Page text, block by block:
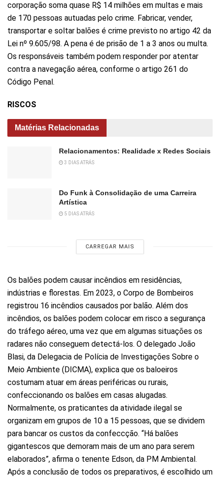
corporação soma quase R$ 14 milhões em multas e mais
de 170 pessoas autuadas pelo crime. Fabricar, vender,
transportar e soltar balões é crime previsto no artigo 42 da
Lei nº 9.605/98. A pena é de prisão de 1 a 3 anos ou multa.
Os responsáveis também podem responder por atentar
contra a navegação aérea, conforme o artigo 261 do
Código Penal.
RISCOS
Matérias Relacionadas
Relacionamentos: Realidade x Redes Sociais
3 DIAS ATRÁS
Do Funk à Consolidação de uma Carreira
Artística
5 DIAS ATRÁS
CARREGAR MAIS
Os balões podem causar incêndios em residências,
indústrias e florestas. Em 2023, o Corpo de Bombeiros
registrou 16 incêndios causados por balão. Além dos
incêndios, os balões podem colocar em risco a segurança
do tráfego aéreo, uma vez que em algumas situações os
radares não conseguem detectá-los. O delegado João
Blasi, da Delegacia de Polícia de Investigações Sobre o
Meio Ambiente (DICMA), explica que os baloeiros
costumam atuar em áreas periféricas ou rurais,
confeccionando os balões em casas alugadas.
Normalmente, os praticantes da atividade ilegal se
organizam em grupos de 10 a 15 pessoas, que se dividem
para bancar os custos da confeccção. “Há balões
gigantescos que demoram mais de um ano para serem
elaborados”, afirma o tenente Edson, da PM Ambiental.
Após a conclusão de todos os preparativos, é escolhido um